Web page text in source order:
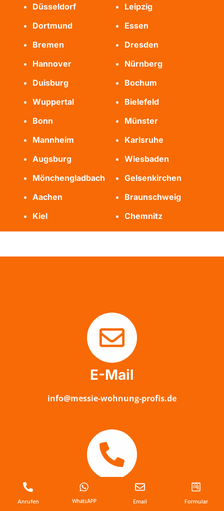
Düsseldorf
Leipzig
Dortmund
Essen
Bremen
Dresden
Hannover
Nürnberg
Duisburg
Bochum
Wuppertal
Bielefeld
Bonn
Münster
Mannheim
Karlsruhe
Augsburg
Wiesbaden
Mönchengladbach
Gelsenkirchen
Aachen
Braunschweig
Kiel
Chemnitz
E-Mail
info@messie-wohnung-profis.de
Anrufen
Anrufen WhatsAPP Email Formular